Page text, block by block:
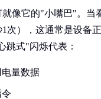
像它的"小嘴巴"。当
次），这通常是设备
跳式"闪烁代表：
量数据